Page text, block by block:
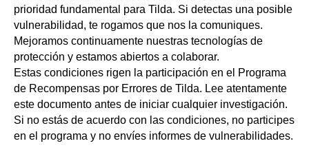
prioridad fundamental para Tilda. Si detectas una posible
vulnerabilidad, te rogamos que nos la comuniques.
Mejoramos continuamente nuestras tecnologías de
protección y estamos abiertos a colaborar.
Estas condiciones rigen la participación en el Programa
de Recompensas por Errores de Tilda. Lee atentamente
este documento antes de iniciar cualquier investigación.
Si no estás de acuerdo con las condiciones, no participes
en el programa y no envíes informes de vulnerabilidades.